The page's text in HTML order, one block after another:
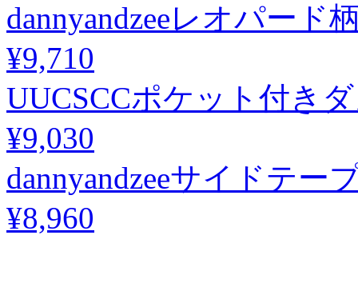
dannyandzeeレオパー
¥9,710
UUCSCCポケット付き
¥9,030
dannyandzeeサイドテー
¥8,960